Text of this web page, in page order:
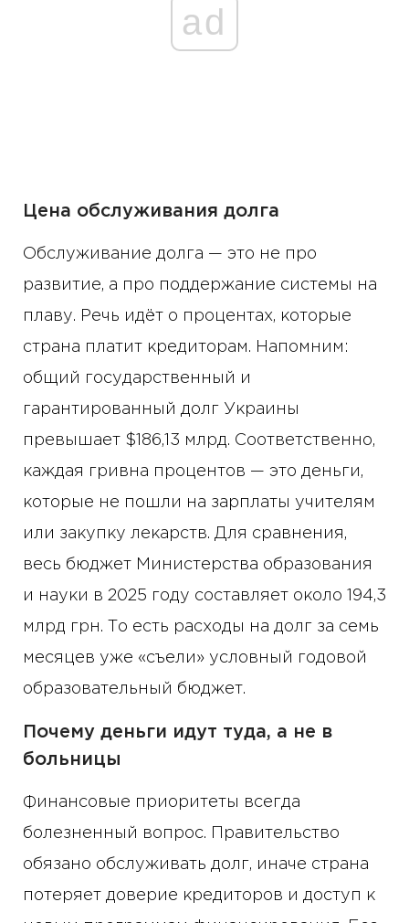
ad
Цена обслуживания долга
Обслуживание долга — это не про
развитие, а про поддержание системы на
плаву. Речь идёт о процентах, которые
страна платит кредиторам. Напомним:
общий государственный и
гарантированный долг Украины
превышает $186,13 млрд. Соответственно,
каждая гривна процентов — это деньги,
которые не пошли на зарплаты учителям
или закупку лекарств. Для сравнения,
весь бюджет Министерства образования
и науки в 2025 году составляет около 194,3
млрд грн. То есть расходы на долг за семь
месяцев уже «съели» условный годовой
образовательный бюджет.
Почему деньги идут туда, а не в
больницы
Финансовые приоритеты всегда
болезненный вопрос. Правительство
обязано обслуживать долг, иначе страна
потеряет доверие кредиторов и доступ к